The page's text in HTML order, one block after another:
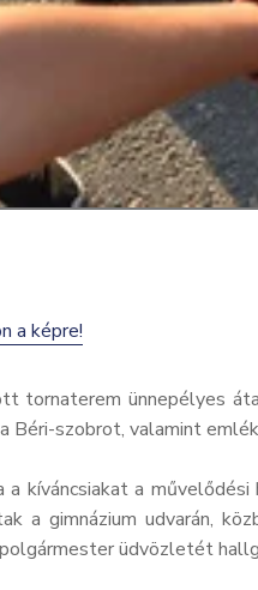
a képre!
tornaterem ünnepélyes
szobrot, valamint
kíváncsiakat a
a gimnázium udvarán,
üdvözletét